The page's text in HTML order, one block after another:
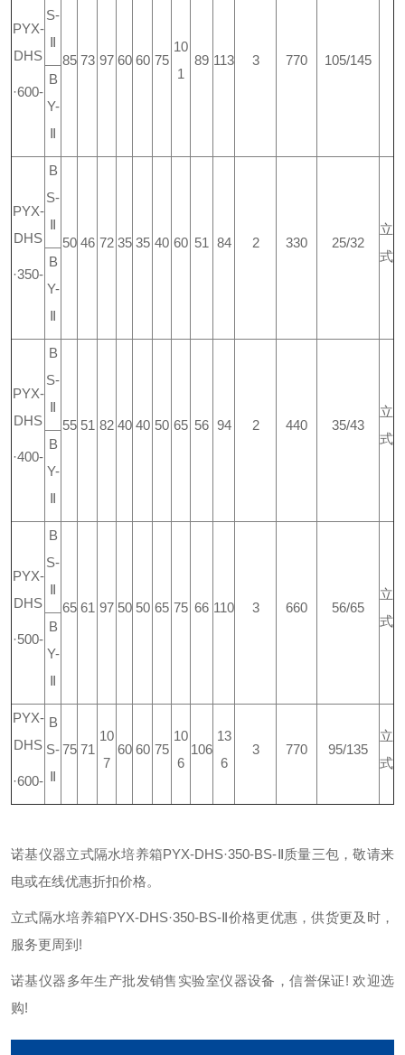
PYX-
DHS
·600-
S-
Ⅱ
85 73 97 60 60 75
10
1
89 113 3 770
105/145
B
Y-
Ⅱ
PYX-
DHS
·350-
B
S-
Ⅱ
50 46 72 35 35 40 60 51 84 2 330 25/32
立
式
B
Y-
Ⅱ
PYX-
DHS
·400-
B
S-
Ⅱ
55 51 82 40 40 50 65 56 94 2 440 35/43
立
式
B
Y-
Ⅱ
PYX-
DHS
·500-
B
S-
Ⅱ
65 61 97 50 50 65 75 66 110 3 660 56/65
立
式
B
Y-
Ⅱ
PYX-
DHS
·600-
B
S-
Ⅱ
75 71
10
7
60 60 75
10
6
106
13
6
3 770 95/135
立
式
诺基仪器立式隔水培养箱PYX-DHS·350-BS-Ⅱ质量三包，敬请来
电或在线优惠折扣价格。
立式隔水培养箱PYX-DHS·350-BS-Ⅱ价格更优惠，供货更及时，
服务更周到!
诺基仪器多年生产批发销售实验室仪器设备，信誉保证! 欢迎选
购!